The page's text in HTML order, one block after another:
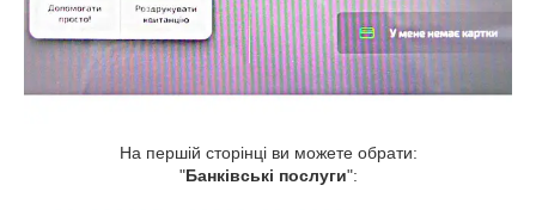
На першій сторінці ви можете обрати:
"Банківські послуги":